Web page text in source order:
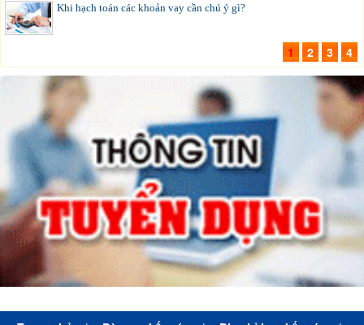
Khi hạch toán các khoản vay cần chú ý gì?
1 2 3 4